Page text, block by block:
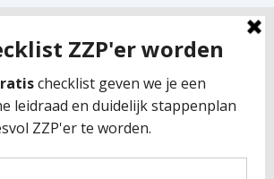
zelfstandig
met ouderschap?